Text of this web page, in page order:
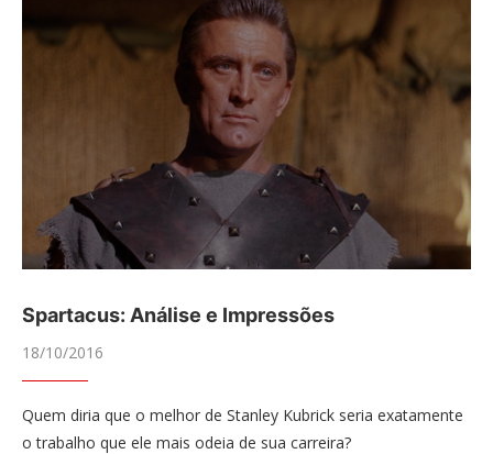
Spartacus: Análise e Impressões
18/10/2016
Quem diria que o melhor de Stanley Kubrick seria exatamente
o trabalho que ele mais odeia de sua carreira?